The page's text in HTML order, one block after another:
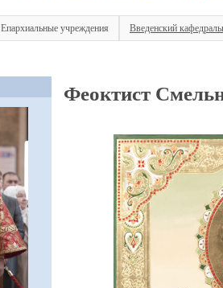
Епархиальные учреждения Введенский
Феоктист